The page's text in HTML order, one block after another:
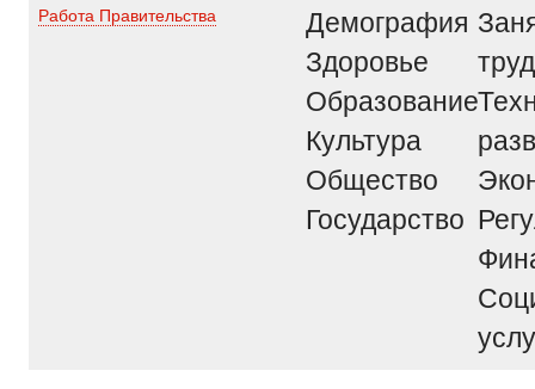
Работа Правительства
Демография
Здоровье
Образование
Культура
Общество
Государство
труд